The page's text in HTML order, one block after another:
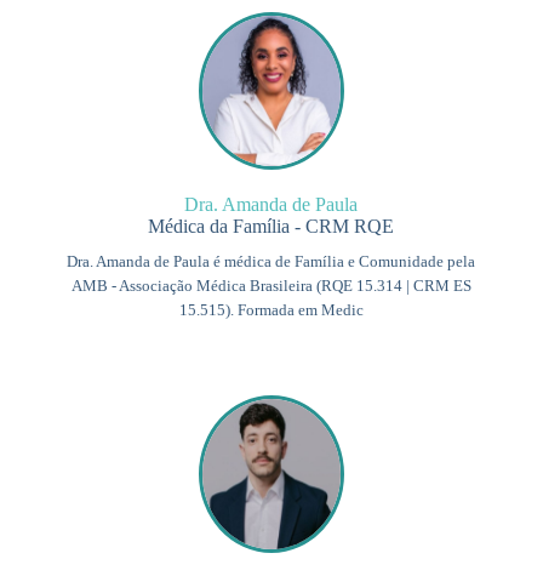
Dra. Amanda de Paula
Médica da Família - CRM RQE
Dra. Amanda de Paula é médica de Família e Comunidade pela
AMB - Associação Médica Brasileira (RQE 15.314 | CRM ES
15.515). Formada em Medic